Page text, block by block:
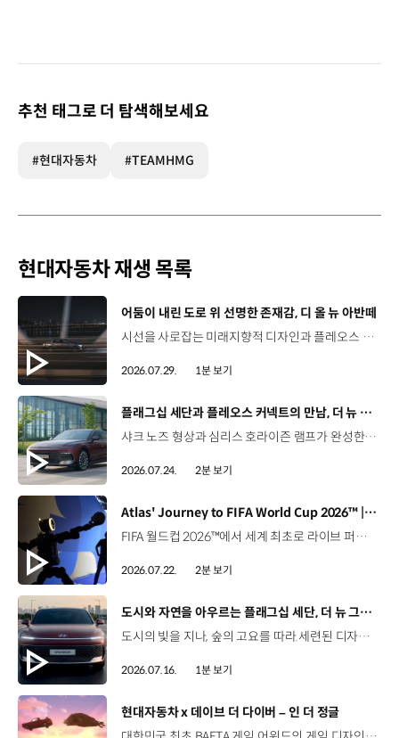
추천 태그로 더 탐색해보세요
#현대자동차 #TEAMHMG
현대자동차 재생 목록
[동영상]
어둠이 내린 도로 위 선명한 존재감, 디 올 뉴 아반떼
시선을 사로잡는 미래지향적 디자인과 플레오스 커넥트로 완성한 디지털 경험까지.세단의 새로운 기준을 제시하는 디 올 뉴 아반떼를 만나보세요. *본 영상은 AI를 활용해 제작했습니다. #현대자동차 #디올뉴아반떼 #아반떼 #플레오스커넥트 #글레오AI 유튜브 쇼츠 보기
2026.07.29. 1분 보기
[동영상]
플래그십 세단과 플레오스 커넥트의 만남, 더 뉴 그랜저
샤크 노즈 형상과 심리스 호라이즌 램프가 완성한 세련된 외관플레오스 커넥트와 Gleo AI가 만드는 스마트한 운전 경험까지. 새롭게 진화한 더 뉴 그랜저를 영상으로 만나보세요. #현대자동차 #더뉴그랜저 #플레오스커넥트 #그랜저 #플래그십세단 #TheNewGrandeur #PleosConnect
2026.07.24. 2분 보기
[동영상]
Atlas' Journey to FIFA World Cup 2026™ | 보스턴 다이나믹스
FIFA 월드컵 2026™에서 세계 최초로 라이브 퍼포먼스를 선보인 아틀라스.그 현장을 완성한 시니어 프로그램 매니저 세스 데이비스(Seth Davis)가 전하는 퍼포먼스의 비하인드 스토리를 만나보세요. 인터뷰 전문 보기 ▶ 자세히 보기 ▶ #현대자동차 #보스턴다이나믹스 #아틀라스 #로보틱스 #BostonDynamics #Atlas #Robotics #NextStartsNow
2026.07.22. 2분 보기
[동영상]
도시와 자연을 아우르는 플래그십 세단, 더 뉴 그랜저
도시의 빛을 지나, 숲의 고요를 따라.세련된 디자인과 정제된 주행 감각으로모든 순간을 편안하게 완성하는 더 뉴 그랜저를 만나보세요. *본 영상은 AI를 활용해 제작했습니다. #현대자동차 #더뉴그랜저 #플래그십세단 #그랜저 #플레오스커넥트
2026.07.16. 1분 보기
[동영상]
현대자동차 x 데이브 더 다이버 – 인 더 정글